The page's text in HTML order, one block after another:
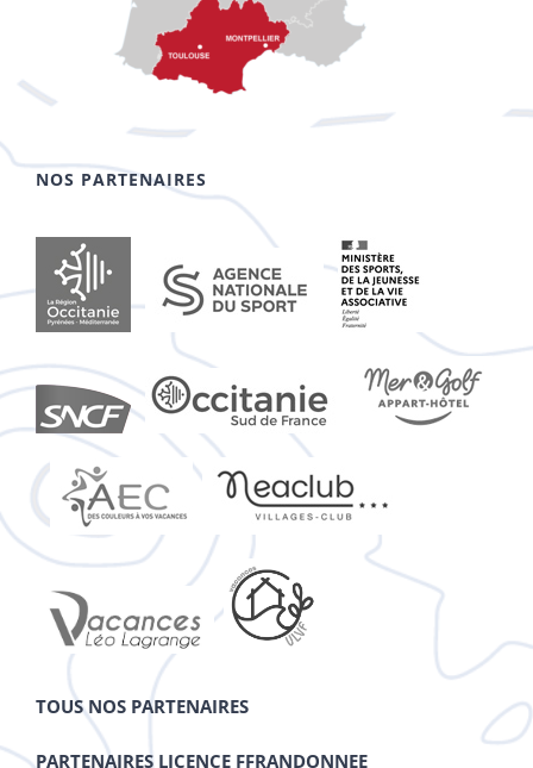
NOS PARTENAIRES
TOUS NOS PARTENAIRES
PARTENAIRES LICENCE FFRANDONNEE